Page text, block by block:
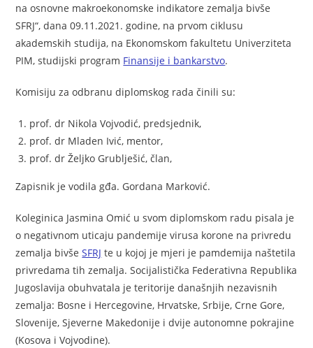
na osnovne makroekonomske indikatore zemalja bivše
SFRJ“, dana 09.11.2021. godine, na prvom ciklusu
akademskih studija, na Ekonomskom fakultetu Univerziteta
PIM, studijski program Finansije i bankarstvo.
Komisiju za odbranu diplomskog rada činili su:
prof. dr Nikola Vojvodić, predsjednik,
prof. dr Mladen Ivić, mentor,
prof. dr Željko Grublješić, član,
Zapisnik je vodila gđa. Gordana Marković.
Koleginica Jasmina Omić u svom diplomskom radu pisala je
o negativnom uticaju pandemije virusa korone na privredu
zemalja bivšeSFRJ te u kojoj je mjeri je pamdemija naštetila
privredama tih zemalja. Socijalistička Federativna Republika
Jugoslavija obuhvatala je teritorije današnjih nezavisnih
zemalja: Bosne i Hercegovine, Hrvatske, Srbije, Crne Gore,
Slovenije, Sjeverne Makedonije i dvije autonomne pokrajine
(Kosova i Vojvodine).